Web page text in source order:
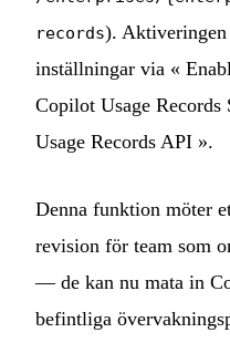
records).
inställningar via «
Copilot Usage
Usage Records API ».
Denna funktion möter
revision för team som
— de kan nu mata in
befintliga